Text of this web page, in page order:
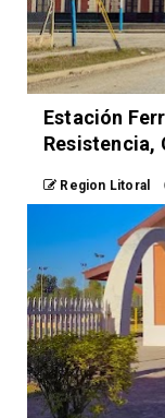
Estación
Resistencia,
Region Litoral